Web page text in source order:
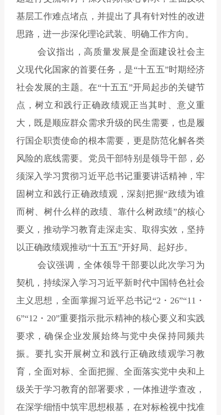
基层工作难点堵点，并提出了具有针对性的改进
思路，进一步深化理论武装、明确工作方向。
会议指出， 高质量发展是全面建设社会主
义现代化国家的首要任务，是“十五五”时期经济
社会发展的主题。在“十五五”开局起步的关键节
点，树立和践行正确政绩观正当其时、意义重
大，既是顺应群众需求升级的民生需要，也是履
行国企职责使命的根本需要，更是防范化解各类
风险的底线需要。党员干部特别是领导干部，必
须深入学习贯彻习近平总书记重要讲话精神，牢
固树立和践行正确政绩观，深刻把握“政绩为谁
而树、树什么样的政绩、靠什么树政绩”的核心
要义，推动学习教育走深走实、取得实效，坚持
以正确政绩观推动“十五五”开好局、起好步。
会议强调，全体领导干部要以此次学习为
契机，持续深入学习习近平新时代中国特色社会
主义思想，全面掌握习近平总书记“2 ・ 26”“11 ・
6”“12 ・ 20”重要指示批示精神的核心要义和实践
要求，确保企业发展始终与党中央保持同频共
振。要扎实开展树立和践行正确政绩观学习教
育，全面对标、全面把握、全面落实党中央和上
级关于学习教育的部署要求，一体推进学查改，
在深学细悟中筑牢思想根基，在对标检视中找准